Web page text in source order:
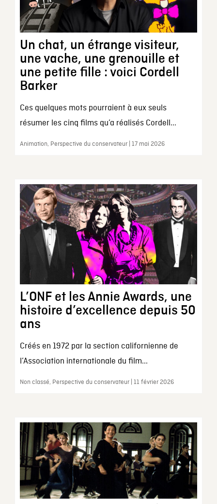
Un chat, un étrange visiteur,
une vache, une grenouille et
une petite fille : voici Cordell
Barker
Ces quelques mots pourraient à eux seuls
résumer les cinq films qu’a réalisés Cordell...
Animation, Perspective du conservateur | 17 mai 2026
L’ONF et les Annie Awards, une
histoire d’excellence depuis 50
ans
Créés en 1972 par la section californienne de
l’Association internationale du film...
Non classé, Perspective du conservateur | 11 février 2026